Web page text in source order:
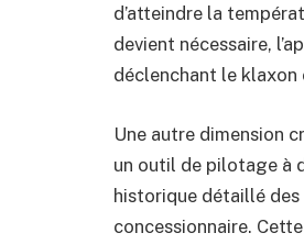
d’atteindre la
devient nécessaire,
déclenchant le klaxon
Une autre dimension
un outil de pilotage à
historique détaillé
concessionnaire.